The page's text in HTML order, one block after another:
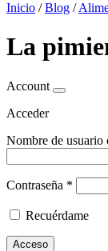
Inicio /Blog /
La
Account
Acceder
Nombre de usuario
Contraseña *
Recuérdame
Acceso